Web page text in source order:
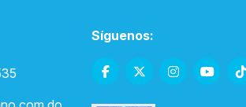
Síguenos: